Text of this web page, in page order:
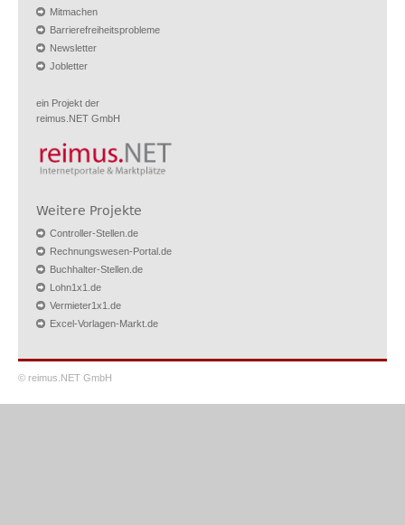
Mitmachen
Barrierefreiheitsprobleme
Newsletter
Jobletter
ein Projekt der
reimus.NET GmbH
Weitere Projekte
Controller-Stellen.de
Rechnungswesen-Portal.de
Buchhalter-Stellen.de
Lohn1x1.de
Vermieter1x1.de
Excel-Vorlagen-Markt.de
© reimus.NET GmbH